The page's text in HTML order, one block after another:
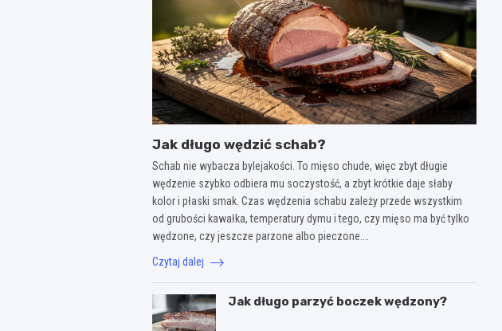
Jak długo wędzić schab?
Schab nie wybacza bylejakości. To mięso chude, więc zbyt długie
wędzenie szybko odbiera mu soczystość, a zbyt krótkie daje słaby
kolor i płaski smak. Czas wędzenia schabu zależy przede wszystkim
od grubości kawałka, temperatury dymu i tego, czy mięso ma być tylko
wędzone, czy jeszcze parzone albo pieczone.…
Czytaj dalej
Jak długo parzyć boczek wędzony?